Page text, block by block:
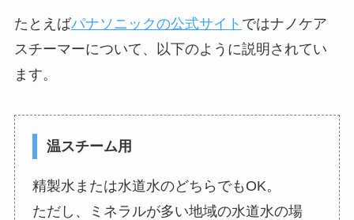
たとえばパナソニックの公式サイト ではナノケア
スチーマーについて、以下のように説明されてい
ます。
温スチーム用
精製水または水道水のどちらでもOK。
ただし、ミネラルが多い地域の水道水の場